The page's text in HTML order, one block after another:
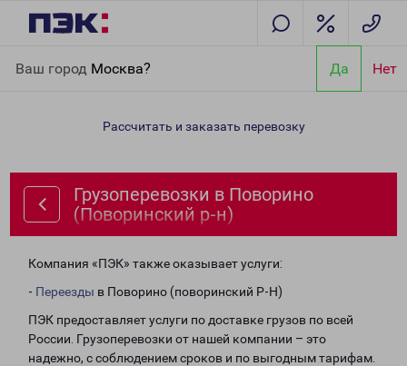
Ваш город Москва? Да Нет
(Поворинский р-н)
Рассчитать и заказать перевозку
Грузоперевозки в Поворино
(Поворинский р-н)
Компания «ПЭК» также оказывает услуги:
- Переезды в Поворино (поворинский Р-Н)
ПЭК предоставляет услуги по доставке грузов по всей
России. Грузоперевозки от нашей компании – это
надежно, с соблюдением сроков и по выгодным тарифам.